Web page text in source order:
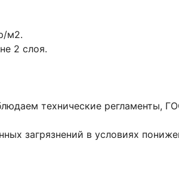
м2.
2 слоя.
технические регламенты,
загрязнений в условиях